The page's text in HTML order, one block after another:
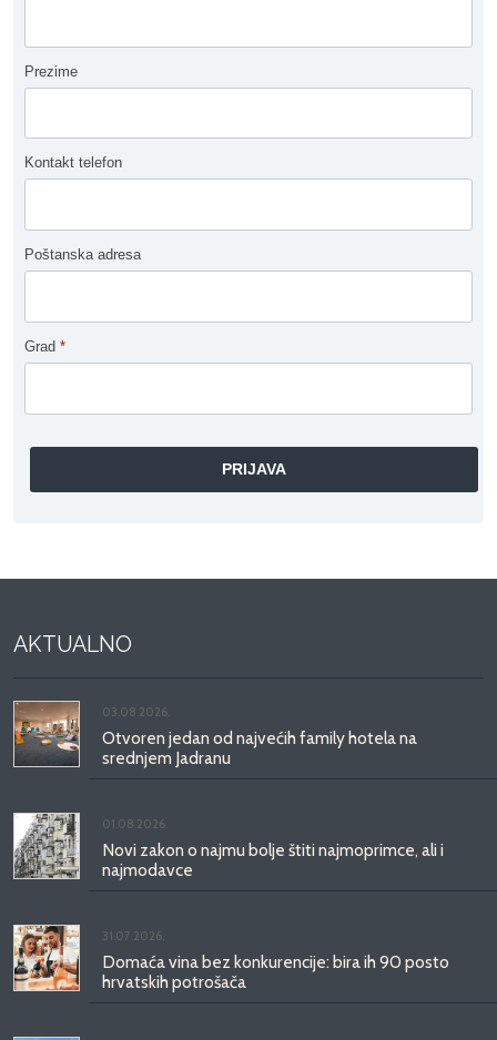
Prezime
Kontakt telefon
Poštanska adresa
Grad *
AKTUALNO
03.08.2026.
Otvoren jedan od najvećih family hotela na
srednjem Jadranu
01.08.2026.
Novi zakon o najmu bolje štiti najmoprimce, ali i
najmodavce
31.07.2026.
Domaća vina bez konkurencije: bira ih 90 posto
hrvatskih potrošača